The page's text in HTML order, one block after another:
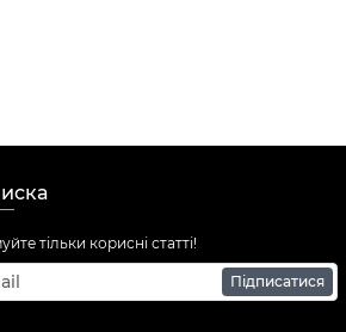
тільки корисні статті!
Підписатися